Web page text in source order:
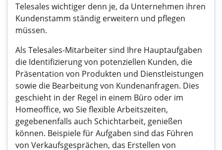
Telesales wichtiger denn je, da Unternehmen ihren
Kundenstamm ständig erweitern und pflegen
müssen.
Als Telesales-Mitarbeiter sind Ihre Hauptaufgaben
die Identifizierung von potenziellen Kunden, die
Präsentation von Produkten und Dienstleistungen
sowie die Bearbeitung von Kundenanfragen. Dies
geschieht in der Regel in einem Büro oder im
Homeoffice, wo Sie flexible Arbeitszeiten,
gegebenenfalls auch Schichtarbeit, genießen
können. Beispiele für Aufgaben sind das Führen
von Verkaufsgesprächen, das Erstellen von